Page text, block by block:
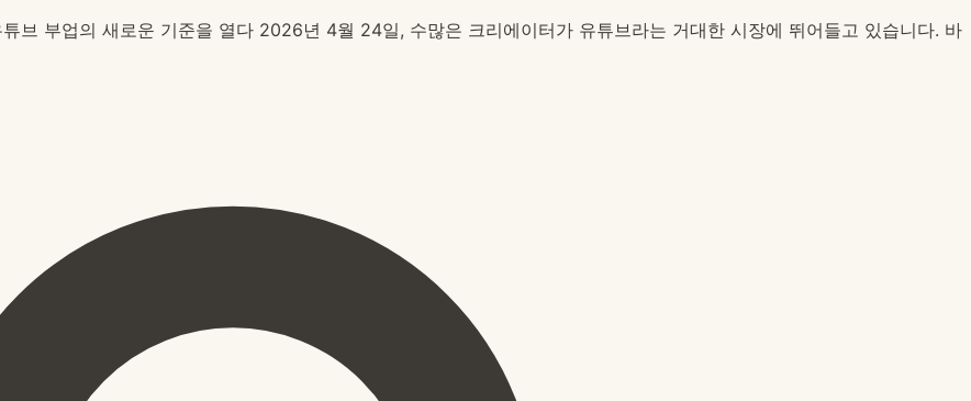
브 부업의 새로운 기준을 열다 2026년 4월 24일, 수많은 크리에이터가 유튜브라는 거대한 시장에 뛰어들고 있습니다. 바